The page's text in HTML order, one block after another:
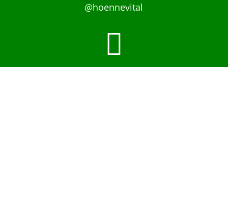
@hoennevital
